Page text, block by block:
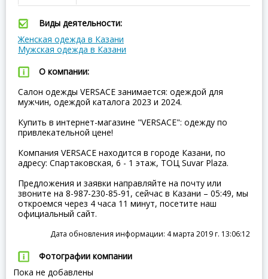
Виды деятельности:
Женская одежда в Казани
Мужская одежда в Казани
О компании:
Салон одежды VERSACE занимается: одеждой для
мужчин, одеждой каталога 2023 и 2024.
Купить в интернет-магазине "VERSACE": одежду по
привлекательной цене!
Компания VERSACE находится в городе Казани, по
адресу: Спартаковская, 6 - 1 этаж, ТОЦ Suvar Plaza.
Предложения и заявки направляйте на почту или
звоните на 8-987-230-85-91, сейчас в Казани – 05:49, мы
откроемся через 4 часа 11 минут, посетите наш
официальный сайт.
Дата обновления информации: 4 марта 2019 г. 13:06:12
Фотографии компании
Пока не добавлены